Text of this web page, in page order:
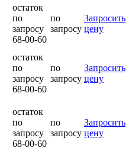
остаток
по
запросу
68-00-60
по
запросу
Запросить
цену
остаток
по
запросу
68-00-60
по
запросу
Запросить
цену
остаток
по
запросу
68-00-60
по
запросу
Запросить
цену